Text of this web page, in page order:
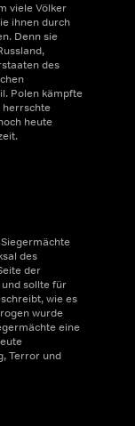
viele Völker
ihnen durch
Denn sie
des
Polen kämpfte
herrschte
heute
des
der
sollte für
wie es
wurde
eine
Terror und